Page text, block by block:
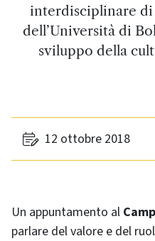
interdisciplinare
dell’Università di
sviluppo della
12 ottobre 2018
Un appuntamento al
parlare del valore e del